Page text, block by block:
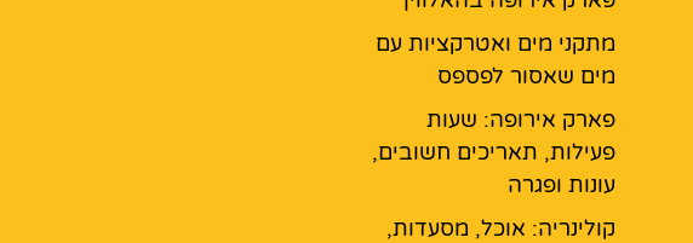
מתקני מים ואטרקציות עם
מים שאסור לפספס
פארק אירופה: שעות
פעילות, תאריכים חשובים,
עונות ופגרה
קולינריה: אוכל, מסעדות,